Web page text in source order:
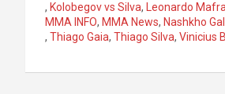
, Kolobegov vs Silva, Leonardo Mafra
MMA INFO, MMA News, Nashkho
, Thiago Gaia, Thiago Silva, Vinicius